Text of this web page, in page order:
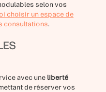
selon vos
choisir un espace de
consultations.
avec une liberté
de réserver vos